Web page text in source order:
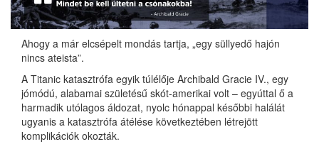
Ahogy a már elcsépelt mondás tartja, „egy süllyedő hajón
nincs ateista”.
A Titanic katasztrófa egyik túlélője Archibald Gracie IV., egy
jómódú, alabamai születésű skót-amerikai volt – egyúttal ő a
harmadik utólagos áldozat, nyolc hónappal későbbi halálát
ugyanis a katasztrófa átélése következtében létrejött
komplikációk okozták.